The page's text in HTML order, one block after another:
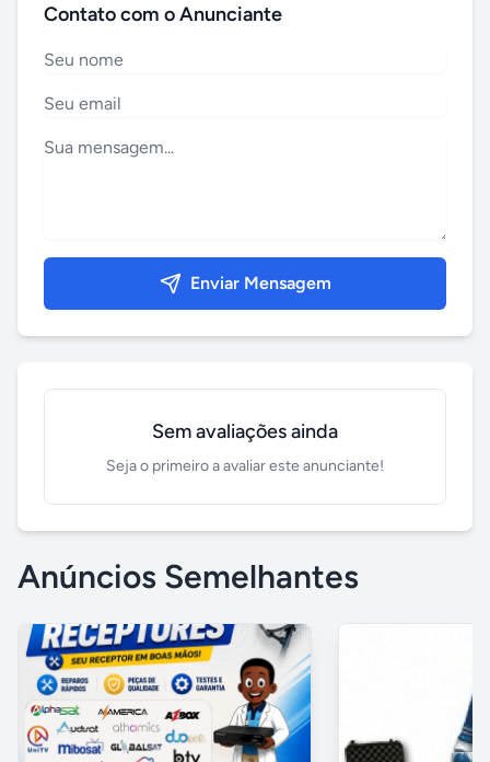
Contato com o Anunciante
Enviar Mensagem
Sem avaliações ainda
Seja o primeiro a avaliar este anunciante!
Anúncios Semelhantes